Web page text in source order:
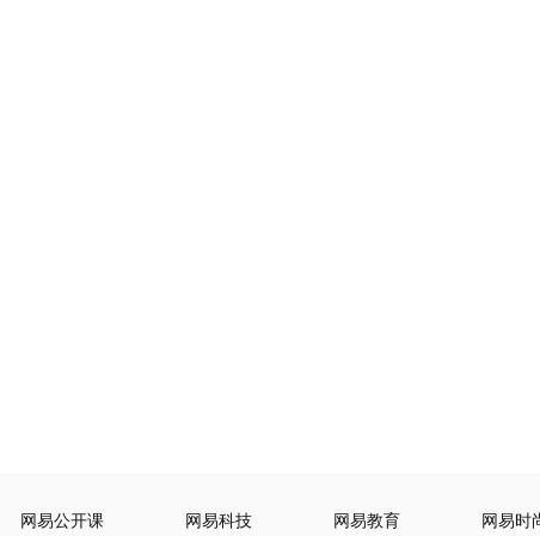
网易公开课 网易科技 网易教育 网易时